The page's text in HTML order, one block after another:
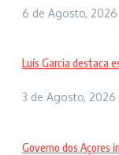
6 de Agosto, 2026
Luís Garcia destaca
3 de Agosto, 2026
Governo dos Açores